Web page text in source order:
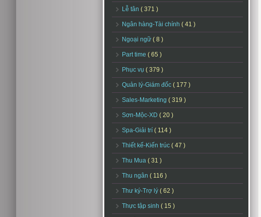
Lễ tân ( 371 )
Ngân hàng-Tài chính ( 41 )
Ngoại ngữ ( 8 )
Part time ( 65 )
Phục vụ ( 379 )
Quản lý-Giám đốc ( 177 )
Sales-Marketing ( 319 )
Sơn-Mộc-XD ( 20 )
Spa-Giải trí ( 114 )
Thiết kế-Kiến trúc ( 47 )
Thu Mua ( 31 )
Thu ngân ( 116 )
Thư ký-Trợ lý ( 62 )
Thực tập sinh ( 15 )